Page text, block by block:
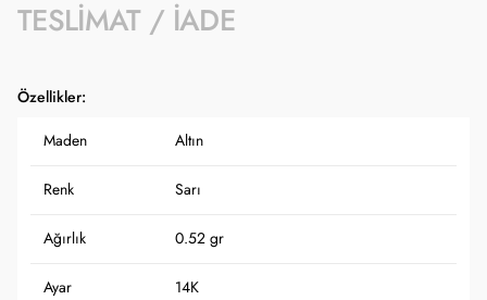
TESLIMAT / İADE
Özellikler:
Maden Altın
Renk Sarı
Ağırlık 0.52 gr
Ayar 14K